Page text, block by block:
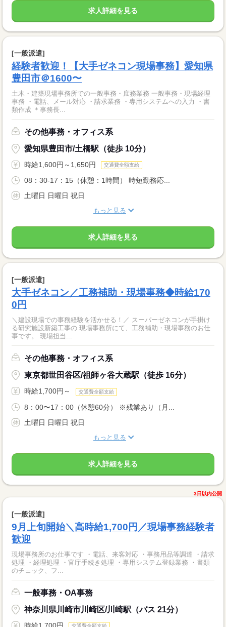
求人詳細を見る
[一般派遣]
経験者歓迎！【大手ゼネコン現場事務】愛知県
豊田市＠1600〜
土木・建築現場事務所での一般事務・庶務業務 一般事務・現場経理
事務 ・電話、メール対応 ・請求業務 ・専用システムへの入力 ・書
類作成 ＊事務長...
その他事務・オフィス系
愛知県豊田市/土橋駅（徒歩 10分）
時給1,600円～1,650円 交通費全額支給
08：30-17：15（休憩：1時間） 時短勤務応...
土曜日 日曜日 祝日
もっと見る
求人詳細を見る
[一般派遣]
大手ゼネコン／工務補助・現場事務◆時給170
0円
＼建設現場での事務経験を活かせる！／ スーパーゼネコンが手掛け
る研究施設新築工事の 現場事務所にて、工務補助・現場事務のお仕
事です。 現場担当...
その他事務・オフィス系
東京都世田谷区/祖師ヶ谷大蔵駅（徒歩 16分）
時給1,700円～ 交通費全額支給
8：00〜17：00（休憩60分） ※残業あり（月...
土曜日 日曜日 祝日
もっと見る
求人詳細を見る
3日以内公開
[一般派遣]
9月上旬開始＼高時給1,700円／現場事務経験者
歓迎
現場事務所のお仕事です ・電話、来客対応 ・事務用品等調達 ・請求
処理 ・経理処理 ・官庁手続き処理 ・専用システム登録業務 ・書類
のチェック、フ...
一般事務・OA事務
神奈川県川崎市川崎区/川崎駅（バス 21分）
時給1,700円 交通費全額支給